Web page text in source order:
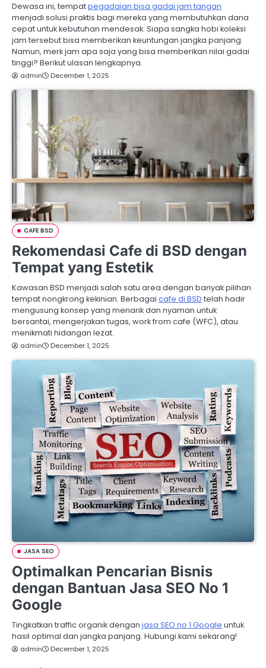
Dewasa ini, tempatpegadaian bisa gadai jam tangan
menjadi solusi praktis bagi mereka yang membutuhkan dana
cepat untuk kebutuhan mendesak. Siapa sangka hobi koleksi
jam tersebut bisa memberikan keuntungan jangka panjang.
Namun, merk jam apa saja yang bisa memberikan nilai gadai
tinggi? Berikut ulasan lengkapnya.
admin December 1, 2025
CAFE BSD
Rekomendasi Cafe di BSD dengan
Tempat yang Estetik
Kawasan BSD menjadi salah satu area dengan banyak pilihan
tempat nongkrong kekinian. Berbagai cafe di BSD telah hadir
mengusung konsep yang menarik dan nyaman untuk
bersantai, mengerjakan tugas, work from cafe (WFC), atau
menikmati hidangan lezat.
admin December 1, 2025
JASA SEO
Optimalkan Pencarian Bisnis
dengan Bantuan Jasa SEO No 1
Google
Tingkatkan traffic organik dengan jasa SEO no 1 Google untuk
hasil optimal dan jangka panjang. Hubungi kami sekarang!
admin December 1, 2025